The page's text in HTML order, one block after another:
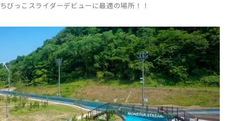
ちびっこスライダーデビューに最適の場所！！